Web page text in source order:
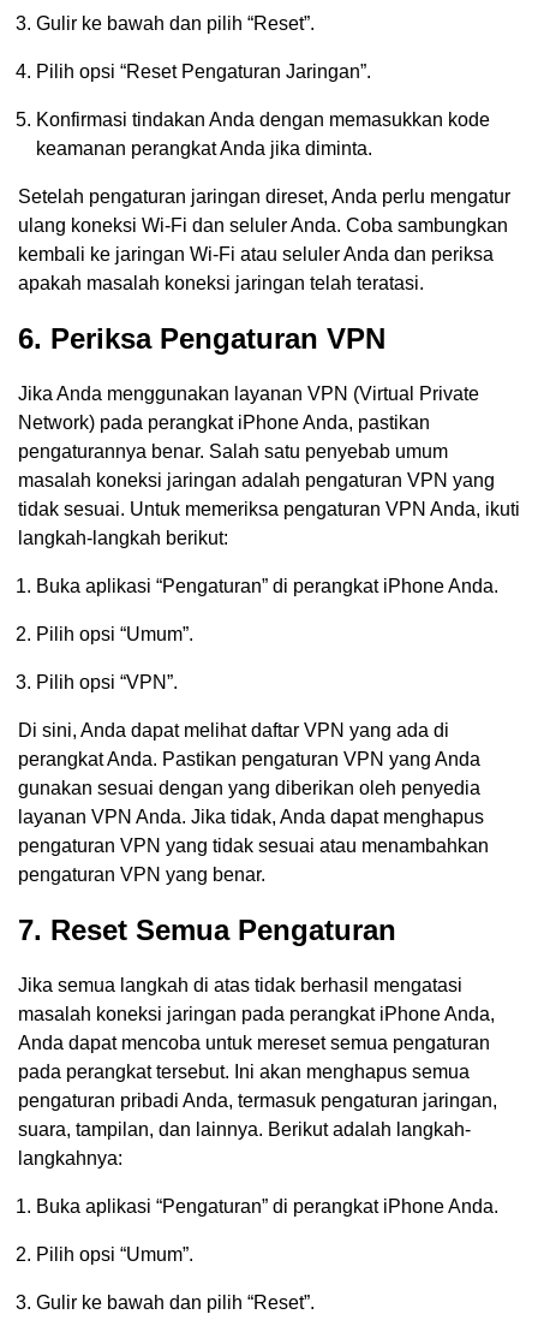
Gulir ke bawah dan pilih “Reset”.
Pilih opsi “Reset Pengaturan Jaringan”.
Konfirmasi tindakan Anda dengan memasukkan kode
keamanan perangkat Anda jika diminta.
Setelah pengaturan jaringan direset, Anda perlu mengatur
ulang koneksi Wi-Fi dan seluler Anda. Coba sambungkan
kembali ke jaringan Wi-Fi atau seluler Anda dan periksa
apakah masalah koneksi jaringan telah teratasi.
6. Periksa Pengaturan VPN
Jika Anda menggunakan layanan VPN (Virtual Private
Network) pada perangkat iPhone Anda, pastikan
pengaturannya benar. Salah satu penyebab umum
masalah koneksi jaringan adalah pengaturan VPN yang
tidak sesuai. Untuk memeriksa pengaturan VPN Anda, ikuti
langkah-langkah berikut:
Buka aplikasi “Pengaturan” di perangkat iPhone Anda.
Pilih opsi “Umum”.
Pilih opsi “VPN”.
Di sini, Anda dapat melihat daftar VPN yang ada di
perangkat Anda. Pastikan pengaturan VPN yang Anda
gunakan sesuai dengan yang diberikan oleh penyedia
layanan VPN Anda. Jika tidak, Anda dapat menghapus
pengaturan VPN yang tidak sesuai atau menambahkan
pengaturan VPN yang benar.
7. Reset Semua Pengaturan
Jika semua langkah di atas tidak berhasil mengatasi
masalah koneksi jaringan pada perangkat iPhone Anda,
Anda dapat mencoba untuk mereset semua pengaturan
pada perangkat tersebut. Ini akan menghapus semua
pengaturan pribadi Anda, termasuk pengaturan jaringan,
suara, tampilan, dan lainnya. Berikut adalah langkah-
langkahnya:
Buka aplikasi “Pengaturan” di perangkat iPhone Anda.
Pilih opsi “Umum”.
Gulir ke bawah dan pilih “Reset”.